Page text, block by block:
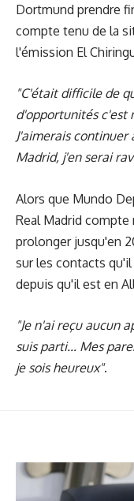
Dortmund prendre
compte tenu de la
l'émission El
"C'était difficile de
d'opportunités c'est
J'aimerais continuer
Madrid, j'en serai
Alors que Mundo
Real Madrid
prolonger jusqu'en
sur les contacts
depuis qu'il est en
"Je n'ai reçu aucun
suis parti... Mes
je sois heureux".